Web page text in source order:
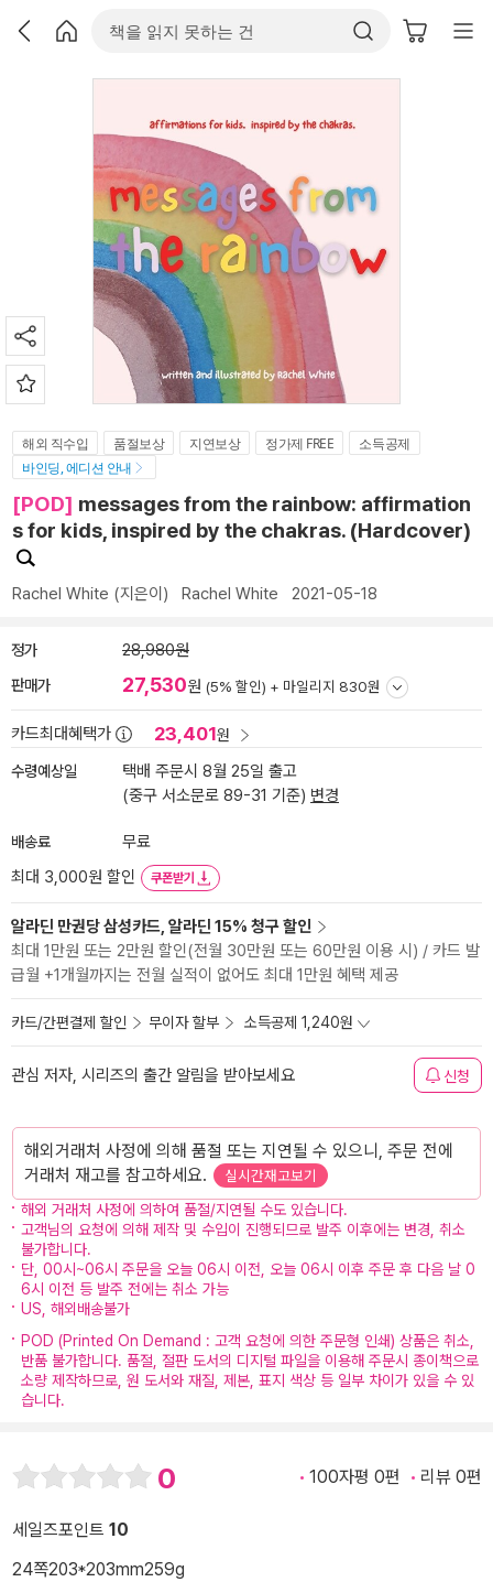
해외 직수입 품절보상 지연보상 정가제 FREE
소득공제
바인딩, 에디션 안내
[POD] messages from the rainbow: affirmation
s for kids, inspired by the chakras. (Hardcover)
Rachel White (지은이) Rachel White 2021-05-18
정가 28,980원
판매가 27,530원 (5% 할인) + 마일리지 830원
카드최대혜택가 23,401원
수령예상일
택배 주문시 8월 25일 출고
(중구 서소문로 89-31 기준) 변경
배송료
무료
최대 3,000원 할인
쿠폰받기
알라딘 만권당 삼성카드, 알라딘 15% 청구 할인
최대 1만원 또는 2만원 할인(전월 30만원 또는 60만원 이용 시) / 카드 발
급월 +1개월까지는 전월 실적이 없어도 최대 1만원 혜택 제공
카드/간편결제 할인 무이자 할부 소득공제 1,240원
관심 저자, 시리즈의 출간 알림을 받아보세요 신청
해외거래처 사정에 의해 품절 또는 지연될 수 있으니, 주문 전에
거래처 재고를 참고하세요.
실시간재고보기
해외 거래처 사정에 의하여 품절/지연될 수도 있습니다.
고객님의 요청에 의해 제작 및 수입이 진행되므로 발주 이후에는 변경, 취소
불가합니다.
단, 00시~06시 주문을 오늘 06시 이전, 오늘 06시 이후 주문 후 다음 날 0
6시 이전 등 발주 전에는 취소 가능
US, 해외배송불가
POD (Printed On Demand : 고객 요청에 의한 주문형 인쇄) 상품은 취소,
반품 불가합니다. 품절, 절판 도서의 디지털 파일을 이용해 주문시 종이책으로
소량 제작하므로, 원 도서와 재질, 제본, 표지 색상 등 일부 차이가 있을 수 있
습니다.
0 100자평 0편 리뷰 0편
세일즈포인트 10
24쪽203*203mm259g